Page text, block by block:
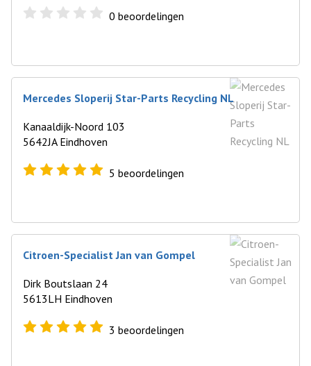
0 beoordelingen
Mercedes Sloperij Star-Parts Recycling NL
Kanaaldijk-Noord 103
5642JA Eindhoven
5 beoordelingen
Citroen-Specialist Jan van Gompel
Dirk Boutslaan 24
5613LH Eindhoven
3 beoordelingen